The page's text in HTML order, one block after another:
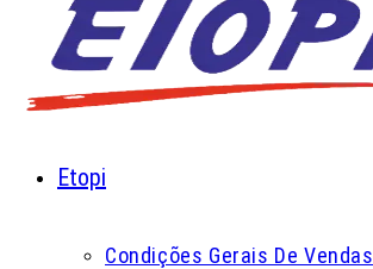
Etopi
Condições Gerais De Vendas